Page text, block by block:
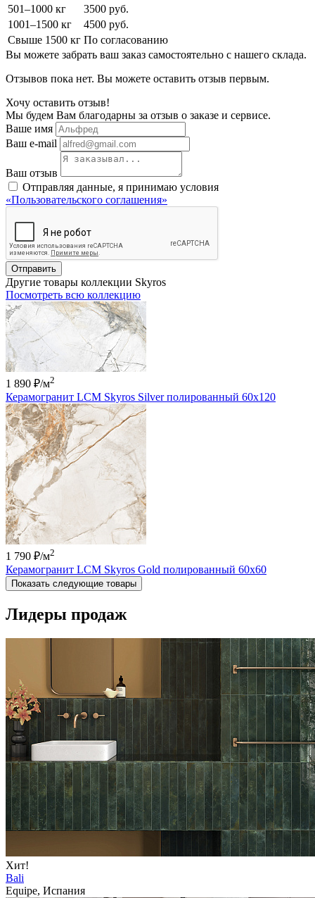
501–1000 кг
3500 руб.
1001–1500 кг
4500 руб.
Свыше 1500 кг По согласованию
Вы можете забрать ваш заказ самостоятельно с нашего склада.
Отзывов пока нет. Вы можете оставить отзыв первым.
Хочу оставить отзыв!
Мы будем Вам благодарны за отзыв о заказе и сервисе.
Ваше имя
Ваш e-mail
Ваш отзыв
Отправляя данные, я принимаю условия
«Пользовательского соглашения»
Отправить
Другие товары коллекции Skyros
Посмотреть всю коллекцию
1 890 ₽/м2
Керамогранит LCM Skyros Silver полированный 60x120
1 790 ₽/м2
Керамогранит LCM Skyros Gold полированный 60x60
Показать следующие товары
Лидеры продаж
Хит!
Bali
Equipe, Испания